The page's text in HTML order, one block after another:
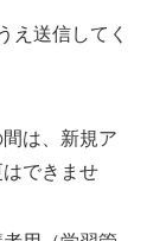
え送信してく
は、新規ア
できませ